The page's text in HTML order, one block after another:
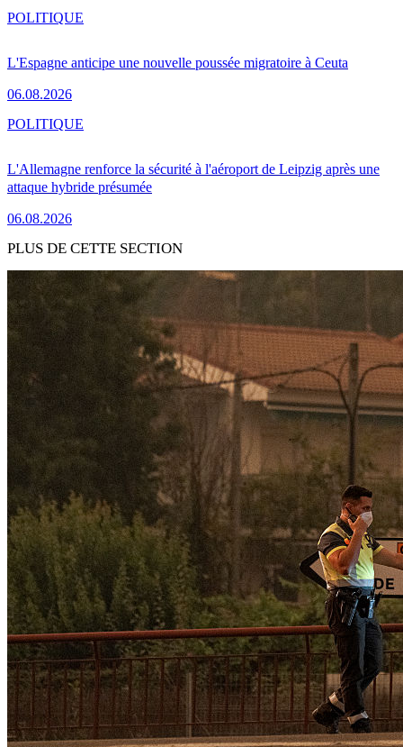
L'Espagne anticipe une nouvelle poussée migratoire à Ceuta
06.08.2026
POLITIQUE
L'Allemagne renforce la sécurité à l'aéroport de Leipzig après une
attaque hybride présumée
06.08.2026
POLITIQUE
PLUS DE CETTE SECTION